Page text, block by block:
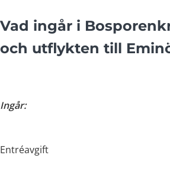
Vad ingår i
och utflykten till
Ingår:
Entréavgift